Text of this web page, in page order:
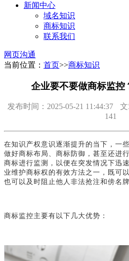
新闻中心
域名知识
商标知识
联系我们
网页沟通
当前位置： 首页>>商标知识
企业要不要做商标监控
发布时间：2025-05-21 11:44:37
141
在知识产权意识逐渐提升的当下，一
做好商标布局、商标防御，甚至还进
商标进行监测，以便在突发情况下迅
业维护商标权的有效方法之一，既可
也可以及时阻止他人非法抢注和傍名牌
商标监控主要有以下几大优势：